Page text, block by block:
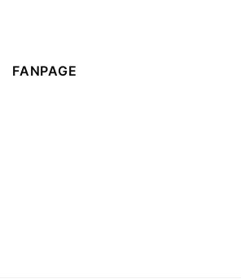
FANPAGE